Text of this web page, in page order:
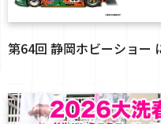
第64回 静岡ホビーショー